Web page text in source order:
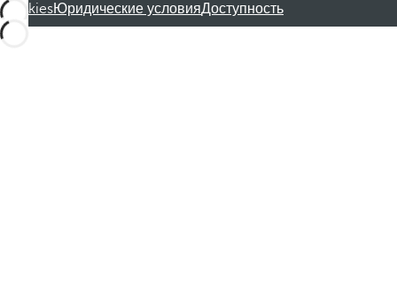
CookiesЮридические условияДоступность